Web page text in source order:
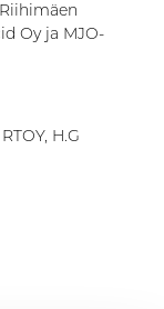
Oy ja MJO-
H.G